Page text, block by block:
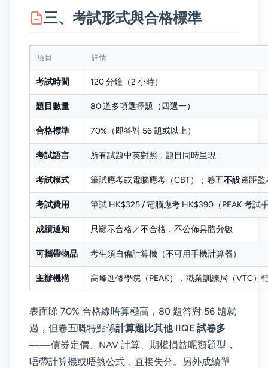
三、考試形式與合格標準
項目 詳情
考試時間 120 分鐘（2 小時）
題目數量 80 道多項選擇題（四選一）
合格標準 70%（即答對 56 題或以上）
考試語言 所有試題中英對照，題目同時呈現
考試模式 筆試應考或電腦應考（CBT）；卷五不設遙距監
考試費用 筆試 HK$325 / 電腦應考 HK$390（PEAK 考試
成績通知 只顯示合格／不合格，不公佈具體分數
可攜帶物品 考生須自備計算機（不可用手機計算器）
主辦機構 高峰進修學院（PEAK），職業訓練局（VTC）
表面睇 70% 合格線唔算極高，80 題答對 56 題就
過，但卷五嘅特點係計算題比其他 IIQE 試卷多
——債券定價、NAV 計算、期權損益呢類題型，
唔帶計算機或唔熟公式，直接失分。另外成績單